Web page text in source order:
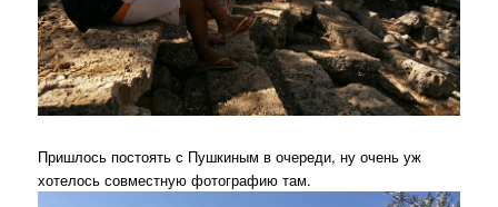
Пришлось постоять с Пушкиным в очереди, ну очень уж
хотелось совместную фотографию там.